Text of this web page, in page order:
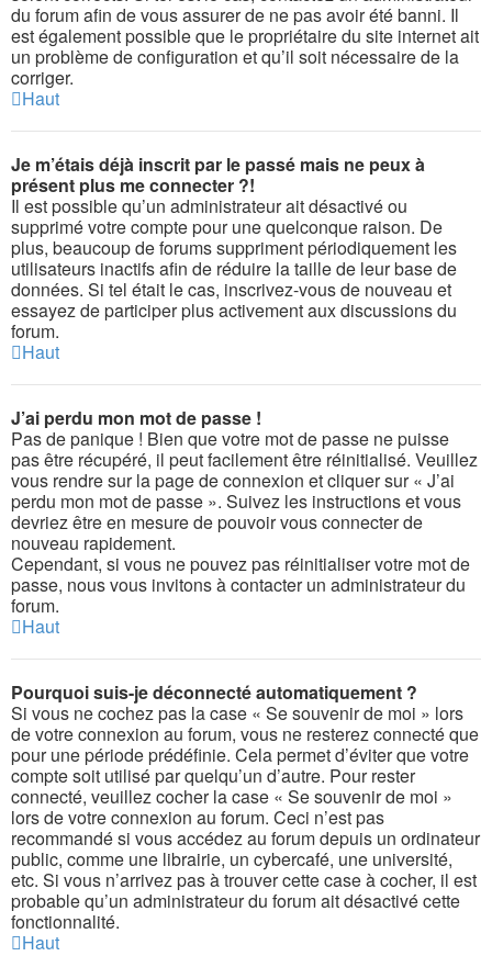
du forum afin de vous assurer de ne pas avoir été banni. Il
est également possible que le propriétaire du site internet ait
un problème de configuration et qu’il soit nécessaire de la
corriger.
Haut
Je m’étais déjà inscrit par le passé mais ne peux à
présent plus me connecter ?!
Il est possible qu’un administrateur ait désactivé ou
supprimé votre compte pour une quelconque raison. De
plus, beaucoup de forums suppriment périodiquement les
utilisateurs inactifs afin de réduire la taille de leur base de
données. Si tel était le cas, inscrivez-vous de nouveau et
essayez de participer plus activement aux discussions du
forum.
Haut
J’ai perdu mon mot de passe !
Pas de panique ! Bien que votre mot de passe ne puisse
pas être récupéré, il peut facilement être réinitialisé. Veuillez
vous rendre sur la page de connexion et cliquer sur « J’ai
perdu mon mot de passe ». Suivez les instructions et vous
devriez être en mesure de pouvoir vous connecter de
nouveau rapidement.
Cependant, si vous ne pouvez pas réinitialiser votre mot de
passe, nous vous invitons à contacter un administrateur du
forum.
Haut
Pourquoi suis-je déconnecté automatiquement ?
Si vous ne cochez pas la case « Se souvenir de moi » lors
de votre connexion au forum, vous ne resterez connecté que
pour une période prédéfinie. Cela permet d’éviter que votre
compte soit utilisé par quelqu’un d’autre. Pour rester
connecté, veuillez cocher la case « Se souvenir de moi »
lors de votre connexion au forum. Ceci n’est pas
recommandé si vous accédez au forum depuis un ordinateur
public, comme une librairie, un cybercafé, une université,
etc. Si vous n’arrivez pas à trouver cette case à cocher, il est
probable qu’un administrateur du forum ait désactivé cette
fonctionnalité.
Haut